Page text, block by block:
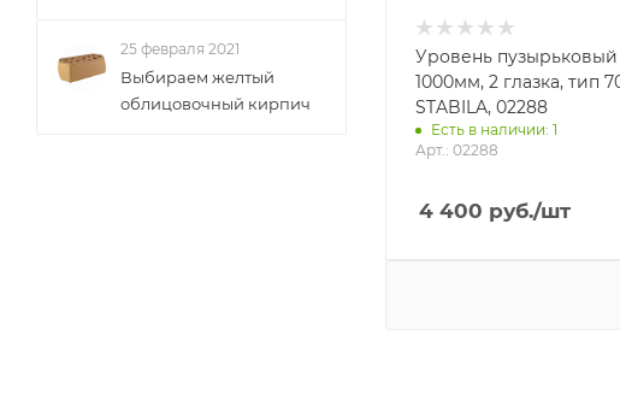
Уровень пузырьковый
1000мм, 2 глазка, тип
STABILA, 02288
Есть в наличии: 1
Арт.: 02288
4 400 руб./шт
25 февраля 2021
Выбираем желтый
облицовочный кирпич